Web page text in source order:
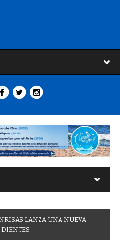
RISAS LANZA UNA NUEVA
DIENTES